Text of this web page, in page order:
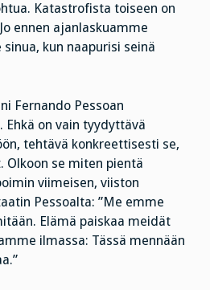
Katastrofista toiseen on
ennen ajanlaskuamme
sinua, kun naapurisi seinä
Fernando Pessoan
on vain tyydyttävä
tehtävä konkreettisesti se,
se miten pientä
viimeisen, viiston
Pessoalta: ”Me emme
Elämä paiskaa meidät
ilmassa: Tässä mennään